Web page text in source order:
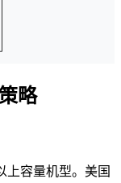
略
上容量机型。美国